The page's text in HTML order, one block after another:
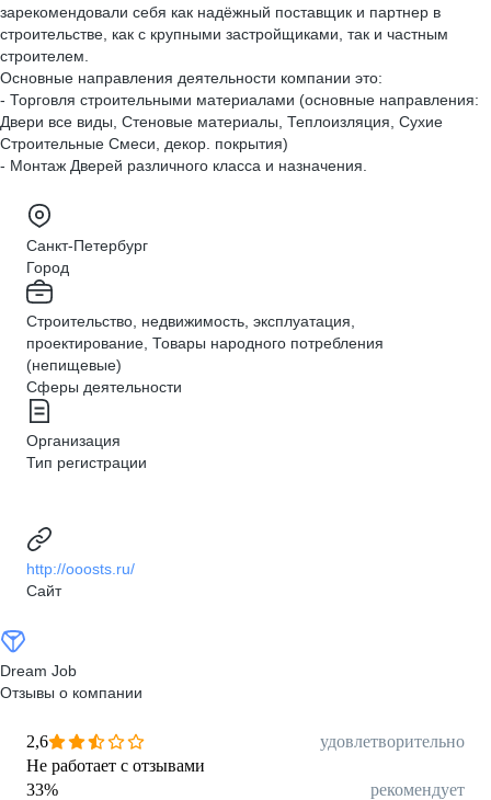
зарекомендовали себя как надёжный поставщик и партнер в
строительстве, как с крупными застройщиками, так и частным
строителем.
Основные направления деятельности компании это:
- Торговля строительными материалами (основные направления:
Двери все виды, Стеновые материалы, Теплоизляция, Сухие
Строительные Смеси, декор. покрытия)
- Монтаж Дверей различного класса и назначения.
Санкт-Петербург
Город
Строительство, недвижимость, эксплуатация,
проектирование, Товары народного потребления
(непищевые)
Сферы деятельности
Организация
Тип регистрации
http://ooosts.ru/
Сайт
Dream Job
Отзывы о компании
2,6
удовлетворительно
Не работает с отзывами
33% рекомендует